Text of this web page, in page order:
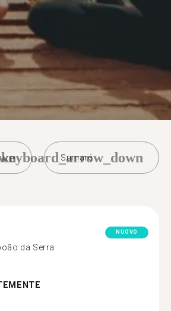
Sumaré
keyboard_arrow_down
da Serra
NUOVO